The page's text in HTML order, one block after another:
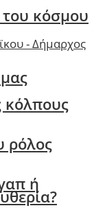
του κόσμου
- Δήμαρχος
κόλπους
ρόλος
ή